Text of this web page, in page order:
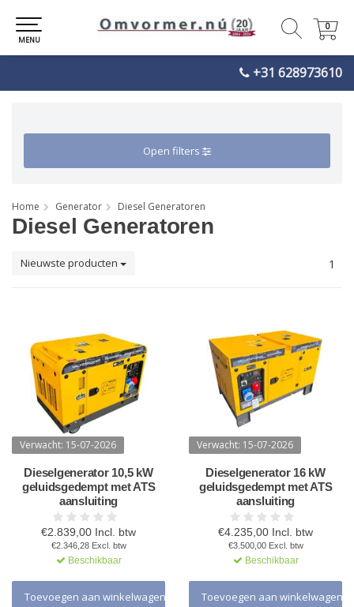
+31 628973610
0
0
MENU
Open filters
Home Generator Diesel Generatoren
Diesel Generatoren
Nieuwste producten 1
Verwacht: 15-07-2026
Dieselgenerator 10,5 kW
geluidsgedempt met ATS
aansluiting
€2.839,00 Incl. btw
€2.346,28 Excl. btw
Beschikbaar
Toevoegen aan winkelwagen
Verwacht: 15-07-2026
Dieselgenerator 16 kW
geluidsgedempt met ATS
aansluiting
€4.235,00 Incl. btw
€3.500,00 Excl. btw
Beschikbaar
Toevoegen aan winkelwagen